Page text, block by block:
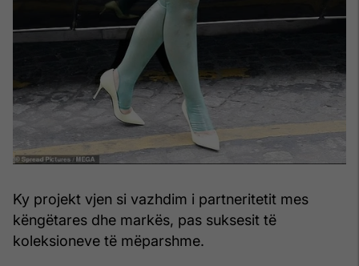
Ky projekt vjen si vazhdim i partneritetit mes
këngëtares dhe markës, pas suksesit të
koleksioneve të mëparshme.